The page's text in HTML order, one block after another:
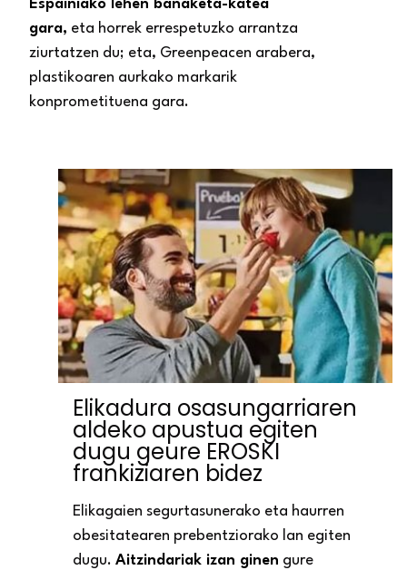
Espainiako lehen banaketa-katea
gara, eta horrek errespetuzko arrantza
ziurtatzen du; eta, Greenpeacen arabera,
plastikoaren aurkako markarik
konprometituena gara.
Elikadura osasungarriaren
aldeko apustua egiten
dugu geure EROSKI
frankiziaren bidez
Elikagaien segurtasunerako eta haurren
obesitatearen prebentziorako lan egiten
dugu. Aitzindariak izan ginen gure